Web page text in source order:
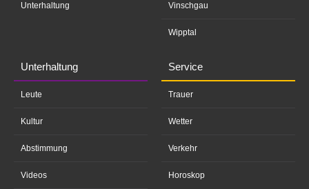
Unterhaltung Vinschgau
Wipptal
Unterhaltung
Leute
Kultur
Abstimmung
Videos
Service
Trauer
Wetter
Verkehr
Horoskop